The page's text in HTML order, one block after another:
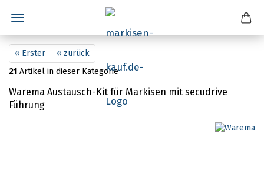
« Erster
« zurück
21 Artikel in dieser Kategorie
Warema Austausch-Kit für Markisen mit secudrive
Führung